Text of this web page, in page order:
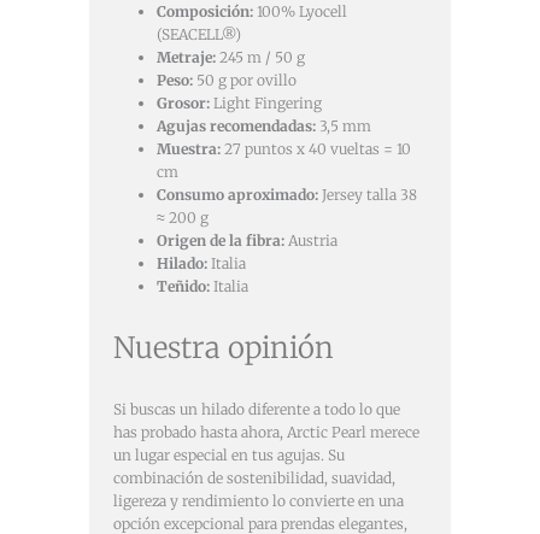
Composición: 100% Lyocell
(SEACELL®)
Metraje: 245 m / 50 g
Peso: 50 g por ovillo
Grosor: Light Fingering
Agujas recomendadas: 3,5 mm
Muestra: 27 puntos x 40 vueltas = 10
cm
Consumo aproximado: Jersey talla 38
≈ 200 g
Origen de la fibra: Austria
Hilado: Italia
Teñido: Italia
Nuestra opinión
Si buscas un hilado diferente a todo lo que
has probado hasta ahora, Arctic Pearl merece
un lugar especial en tus agujas. Su
combinación de sostenibilidad, suavidad,
ligereza y rendimiento lo convierte en una
opción excepcional para prendas elegantes,